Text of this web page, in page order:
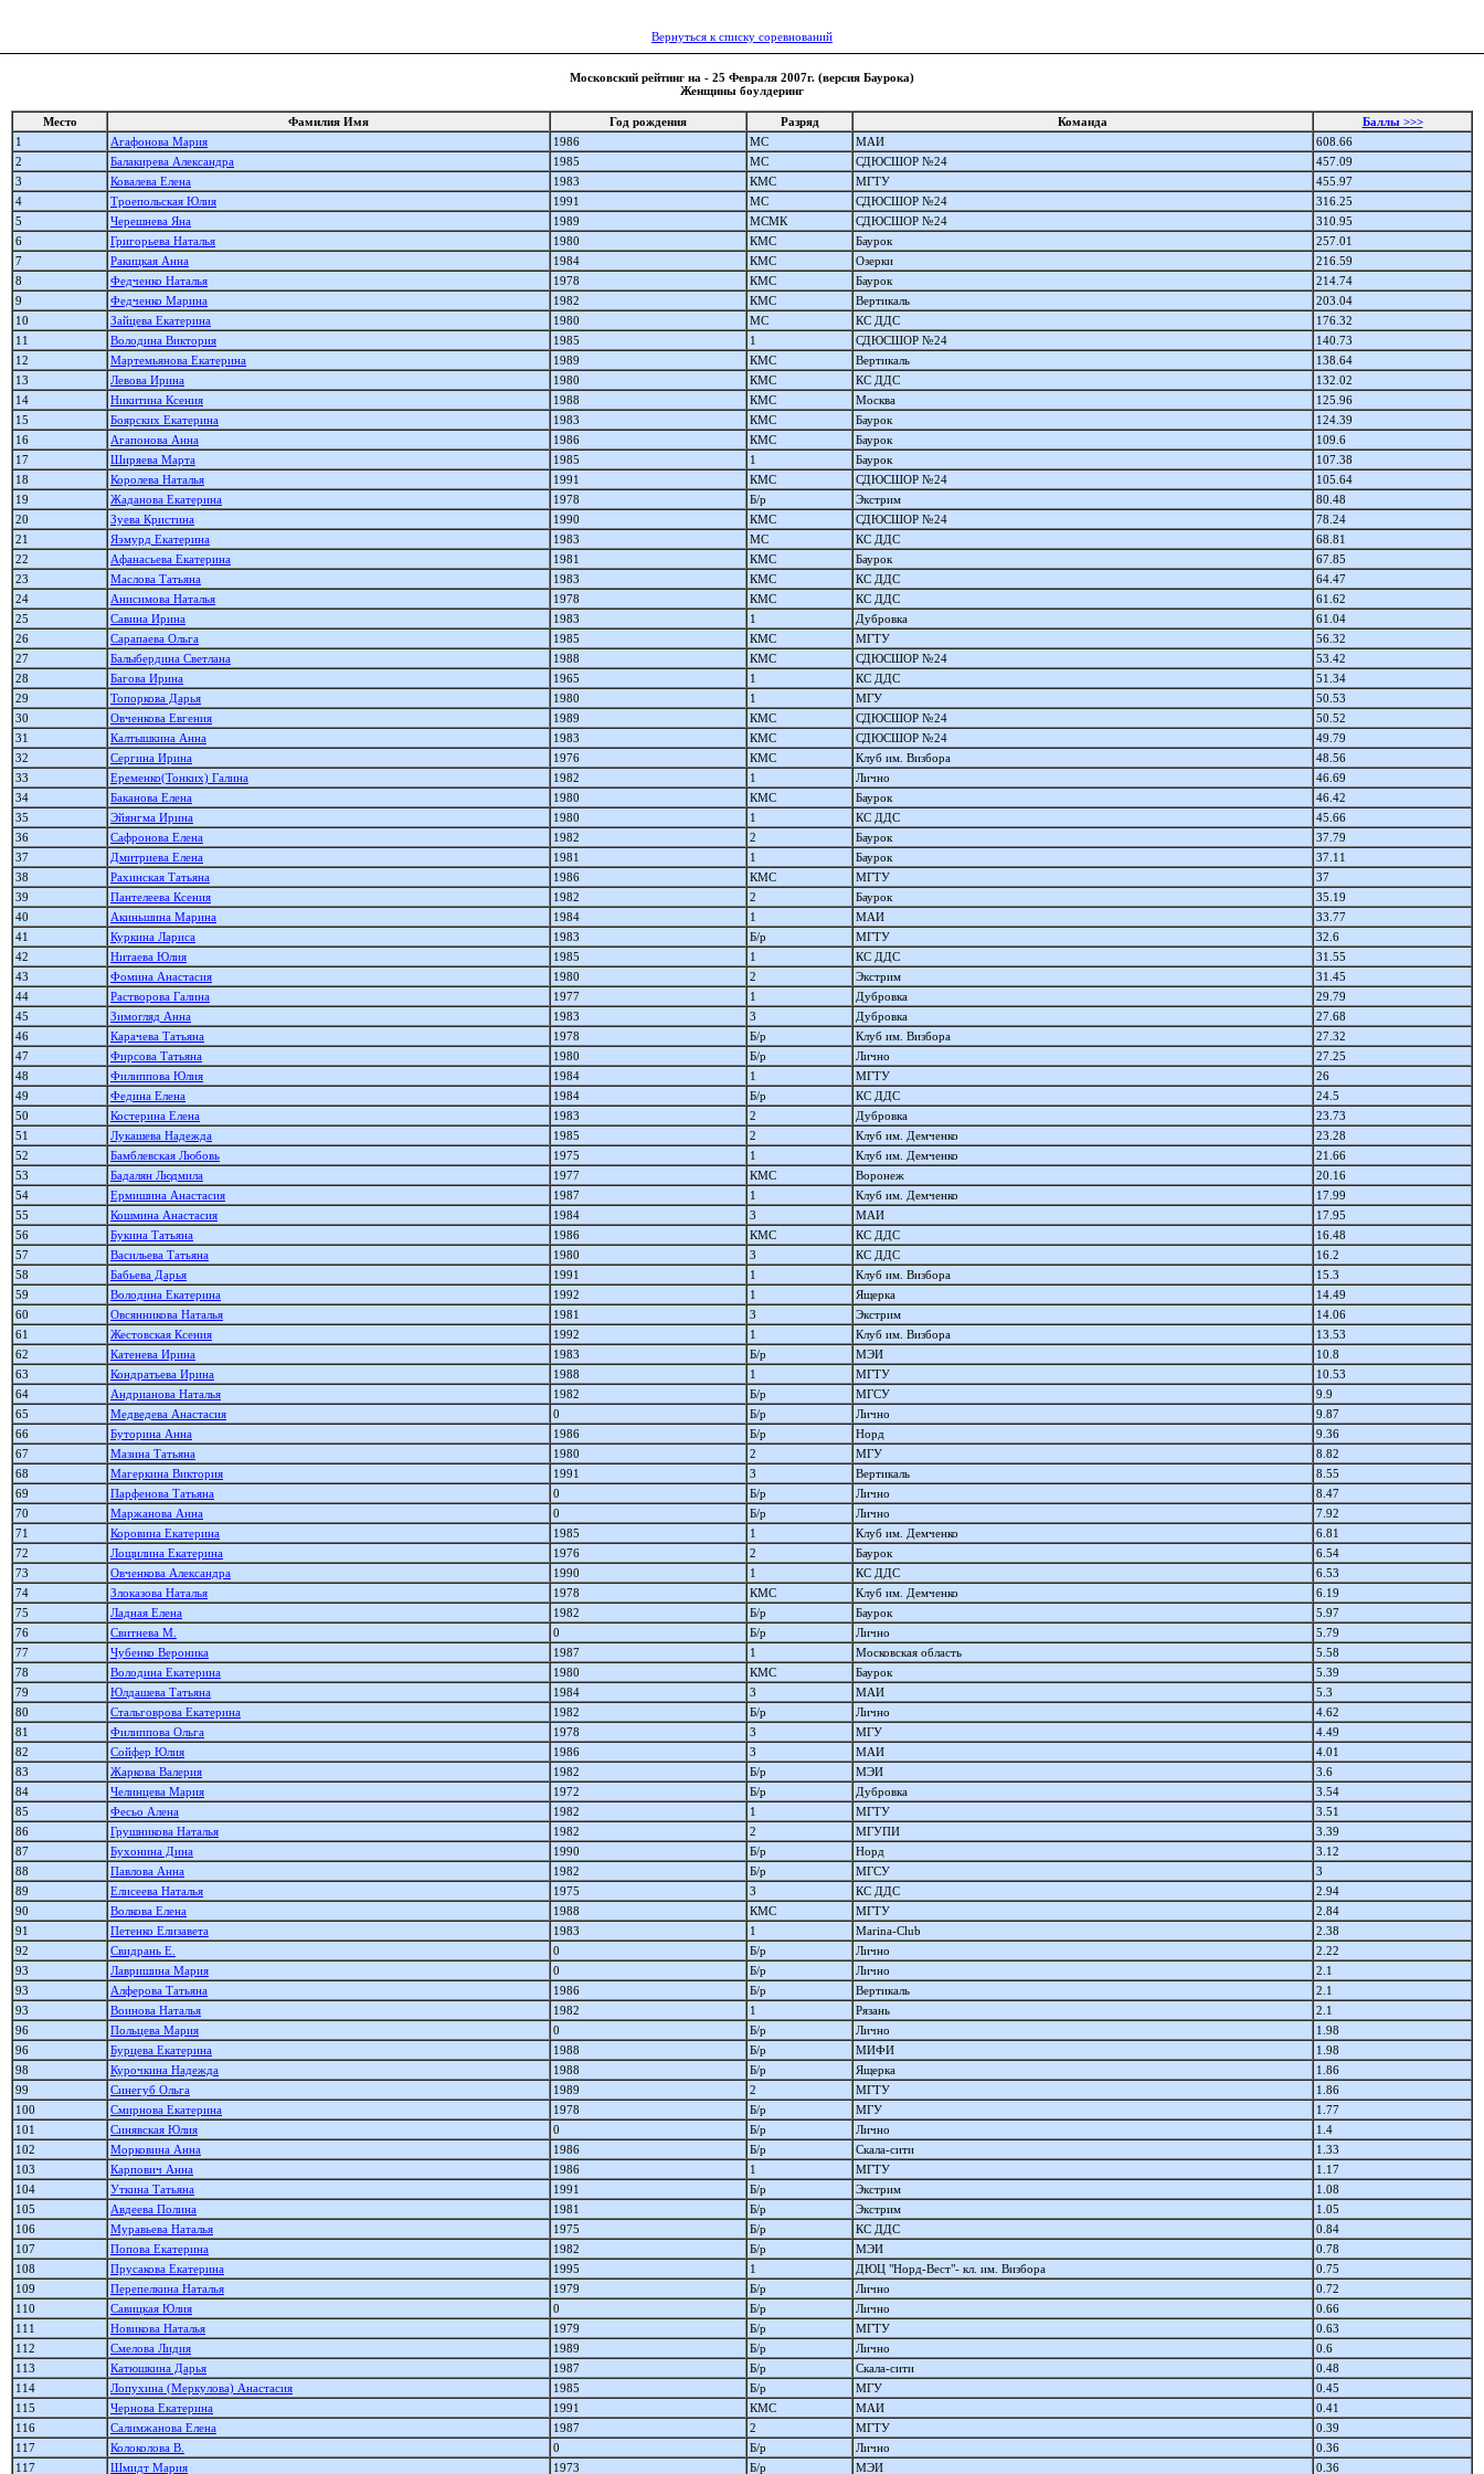
Вернуться к списку соревнований
Московский рейтинг на - 25 Февраля 2007г. (версия Баурока)
Женщины боулдеринг
Место Фамилия Имя Год рождения Разряд Команда
Баллы >>>
1
Агафонова Мария 1986 МС МАИ
608.66
2
Балакирева Александра 1985 МС СДЮСШОР №24
457.09
3
Ковалева Елена 1983 КМС МГТУ
455.97
4
Троепольская Юлия 1991 МС СДЮСШОР №24
316.25
5
Черешнева Яна 1989 МСМК СДЮСШОР №24
310.95
6
Григорьева Наталья 1980 КМС Баурок
257.01
7
Ракицкая Анна 1984 КМС Озерки
216.59
8
Федченко Наталья 1978 КМС Баурок
214.74
9
Федченко Марина 1982 КМС Вертикаль
203.04
10
Зайцева Екатерина 1980 МС КС ДДС
176.32
11
Володина Виктория 1985 1 СДЮСШОР №24
140.73
12
Мартемьянова Екатерина 1989 КМС Вертикаль
138.64
13
Левова Ирина 1980 КМС КС ДДС
132.02
14
Никитина Ксения 1988 КМС Москва
125.96
15
Боярских Екатерина 1983 КМС Баурок
124.39
16
Агапонова Анна 1986 КМС Баурок
109.6
17
Ширяева Марта 1985 1 Баурок
107.38
18
Королева Наталья 1991 КМС СДЮСШОР №24
105.64
19
Жаданова Екатерина 1978 Б/р Экстрим
80.48
20
Зуева Кристина 1990 КМС СДЮСШОР №24
78.24
21
Яэмурд Екатерина 1983 МС КС ДДС
68.81
22
Афанасьева Екатерина 1981 КМС Баурок
67.85
23
Маслова Татьяна 1983 КМС КС ДДС
64.47
24
Анисимова Наталья 1978 КМС КС ДДС
61.62
25
Савина Ирина 1983 1 Дубровка
61.04
26
Сарапаева Ольга 1985 КМС МГТУ
56.32
27
Балыбердина Светлана 1988 КМС СДЮСШОР №24
53.42
28
Багова Ирина 1965 1 КС ДДС
51.34
29
Топоркова Дарья 1980 1 МГУ
50.53
30
Овченкова Евгения 1989 КМС СДЮСШОР №24
50.52
31
Калтышкина Анна 1983 КМС СДЮСШОР №24
49.79
32
Сергина Ирина 1976 КМС Клуб им. Визбора
48.56
33
Еременко(Тонких) Галина 1982 1 Лично
46.69
34
Баканова Елена 1980 КМС Баурок
46.42
35
Эйянгма Ирина 1980 1 КС ДДС
45.66
36
Сафронова Елена 1982 2 Баурок
37.79
37
Дмитриева Елена 1981 1 Баурок
37.11
38
Рахинская Татьяна 1986 КМС МГТУ
37
39
Пантелеева Ксения 1982 2 Баурок
35.19
40
Акиньшина Марина 1984 1 МАИ
33.77
41
Куркина Лариса 1983 Б/р МГТУ
32.6
42
Нитаева Юлия 1985 1 КС ДДС
31.55
43
Фомина Анастасия 1980 2 Экстрим
31.45
44
Растворова Галина 1977 1 Дубровка
29.79
45
Зимогляд Анна 1983 3 Дубровка
27.68
46
Карачева Татьяна 1978 Б/р Клуб им. Визбора
27.32
47
Фирсова Татьяна 1980 Б/р Лично
27.25
48
Филиппова Юлия 1984 1 МГТУ
26
49
Федина Елена 1984 Б/р КС ДДС
24.5
50
Костерина Елена 1983 2 Дубровка
23.73
51
Лукашева Надежда 1985 2 Клуб им. Демченко
23.28
52
Бамблевская Любовь 1975 1 Клуб им. Демченко
21.66
53
Бадалян Людмила 1977 КМС Воронеж
20.16
54
Ермишина Анастасия 1987 1 Клуб им. Демченко
17.99
55
Кошмина Анастасия 1984 3 МАИ
17.95
56
Букина Татьяна 1986 КМС КС ДДС
16.48
57
Васильева Татьяна 1980 3 КС ДДС
16.2
58
Бабьева Дарья 1991 1 Клуб им. Визбора
15.3
59
Володина Екатерина 1992 1 Ящерка
14.49
60
Овсянникова Наталья 1981 3 Экстрим
14.06
61
Жестовская Ксения 1992 1 Клуб им. Визбора
13.53
62
Катенева Ирина 1983 Б/р МЭИ
10.8
63
Кондратьева Ирина 1988 1 МГТУ
10.53
64
Андрианова Наталья 1982 Б/р МГСУ
9.9
65
Медведева Анастасия 0 Б/р Лично
9.87
66
Буторина Анна 1986 Б/р Норд
9.36
67
Мазина Татьяна 1980 2 МГУ
8.82
68
Магеркина Виктория 1991 3 Вертикаль
8.55
69
Парфенова Татьяна 0 Б/р Лично
8.47
70
Маржанова Анна 0 Б/р Лично
7.92
71
Коровина Екатерина 1985 1 Клуб им. Демченко
6.81
72
Лощилина Екатерина 1976 2 Баурок
6.54
73
Овченкова Александра 1990 1 КС ДДС
6.53
74
Злоказова Наталья 1978 КМС Клуб им. Демченко
6.19
75
Ладная Елена 1982 Б/р Баурок
5.97
76
Свитнева М. 0 Б/р Лично
5.79
77
Чубенко Вероника 1987 1 Московская область
5.58
78
Володина Екатерина 1980 КМС Баурок
5.39
79
Юлдашева Татьяна 1984 3 МАИ
5.3
80
Стальговрова Екатерина 1982 Б/р Лично
4.62
81
Филиппова Ольга 1978 3 МГУ
4.49
82
Сойфер Юлия 1986 3 МАИ
4.01
83
Жаркова Валерия 1982 Б/р МЭИ
3.6
84
Челинцева Мария 1972 Б/р Дубровка
3.54
85
Фесьо Алена 1982 1 МГТУ
3.51
86
Грушникова Наталья 1982 2 МГУПИ
3.39
87
Бухонина Дина 1990 Б/р Норд
3.12
88
Павлова Анна 1982 Б/р МГСУ
3
89
Елисеева Наталья 1975 3 КС ДДС
2.94
90
Волкова Елена 1988 КМС МГТУ
2.84
91
Петенко Елизавета 1983 1 Marina-Club
2.38
92
Свидрань Е. 0 Б/р Лично
2.22
93
Лавришина Мария 0 Б/р Лично
2.1
93
Алферова Татьяна 1986 Б/р Вертикаль
2.1
93
Воинова Наталья 1982 1 Рязань
2.1
96
Польцева Мария 0 Б/р Лично
1.98
96
Бурцева Екатерина 1988 Б/р МИФИ
1.98
98
Курочкина Надежда 1988 Б/р Ящерка
1.86
99
Синегуб Ольга 1989 2 МГТУ
1.86
100
Смирнова Екатерина 1978 Б/р МГУ
1.77
101
Синявская Юлия 0 Б/р Лично
1.4
102
Морковина Анна 1986 Б/р Скала-сити
1.33
103
Карпович Анна 1986 1 МГТУ
1.17
104
Уткина Татьяна 1991 Б/р Экстрим
1.08
105
Авдеева Полина 1981 Б/р Экстрим
1.05
106
Муравьева Наталья 1975 Б/р КС ДДС
0.84
107
Попова Екатерина 1982 Б/р МЭИ
0.78
108
Прусакова Екатерина 1995 1 ДЮЦ "Норд-Вест"- кл. им. Визбора
0.75
109
Перепелкина Наталья 1979 Б/р Лично
0.72
110
Савицкая Юлия 0 Б/р Лично
0.66
111
Новикова Наталья 1979 Б/р МГТУ
0.63
112
Смелова Лидия 1989 Б/р Лично
0.6
113
Катюшкина Дарья 1987 Б/р Скала-сити
0.48
114
Лопухина (Меркулова) Анастасия 1985 Б/р МГУ
0.45
115
Чернова Екатерина 1991 КМС МАИ
0.41
116
Салимжанова Елена 1987 2 МГТУ
0.39
117
Колоколова В. 0 Б/р Лично
0.36
117
Шмидт Мария 1973 Б/р МЭИ 0.36